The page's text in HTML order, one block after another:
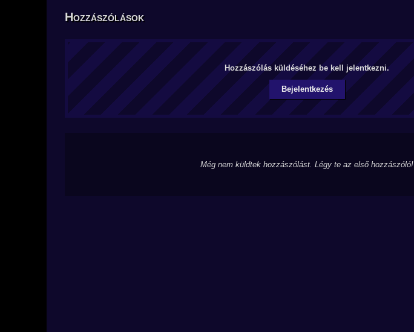
Hozzászólások
Hozzászólás küldéséhez be kell jelentkezni.
Bejelentkezés
Még nem küldtek hozzászólást. Légy te az első hozzászóló!